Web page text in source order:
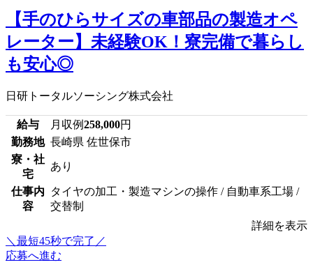
【手のひらサイズの車部品の製造オペ
レーター】未経験OK！寮完備で暮らし
も安心◎
日研トータルソーシング株式会社
給与 月収例258,000円
勤務地 長崎県 佐世保市
寮・社
宅
あり
仕事内
容
タイヤの加工・製造マシンの操作 / 自動車系工場 /
交替制
詳細を表示
＼最短45秒で完了／
応募へ進む